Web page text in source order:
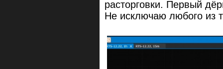
расторговки. Первый
Не исключаю любого из